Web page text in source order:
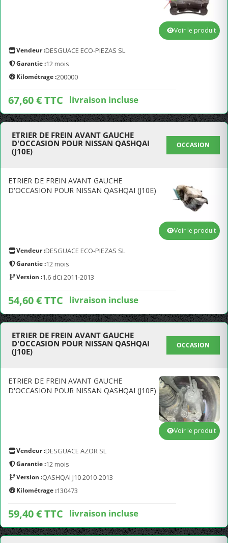
Vendeur :DESGUACE ECO-PIEZAS SL
Garantie :12 mois
Kilométrage :200000
67,60 € TTC livraison incluse
Voir le produit
ETRIER DE FREIN AVANT GAUCHE
D'OCCASION POUR NISSAN QASHQAI
(J10E)
OCCASION
ETRIER DE FREIN AVANT GAUCHE
D'OCCASION POUR NISSAN QASHQAI (J10E)
Vendeur :DESGUACE ECO-PIEZAS SL
Garantie :12 mois
Version :1.6 dCi 2011-2013
54,60 € TTC livraison incluse
Voir le produit
ETRIER DE FREIN AVANT GAUCHE
D'OCCASION POUR NISSAN QASHQAI
(J10E)
OCCASION
ETRIER DE FREIN AVANT GAUCHE
D'OCCASION POUR NISSAN QASHQAI (J10E)
Vendeur :DESGUACE AZOR SL
Garantie :12 mois
Version :QASHQAI J10 2010-2013
Kilométrage :130473
59,40 € TTC livraison incluse
Voir le produit